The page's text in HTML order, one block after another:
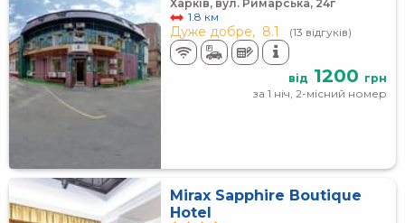
Харків, вул. Римарська, 24г
1.8 км
Дуже добре, 8.1 (13 відгуків)
від 1200 грн
за 1 ніч, 2-місний номер
Mirax Sapphire Boutique
Hotel